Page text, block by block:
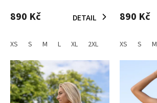
produktu
je
z
hvězdiček.
890 Kč DETAIL
XS S M L XL 2XL
produktu
je
z
hvězdiček.
890 Kč
XS S M